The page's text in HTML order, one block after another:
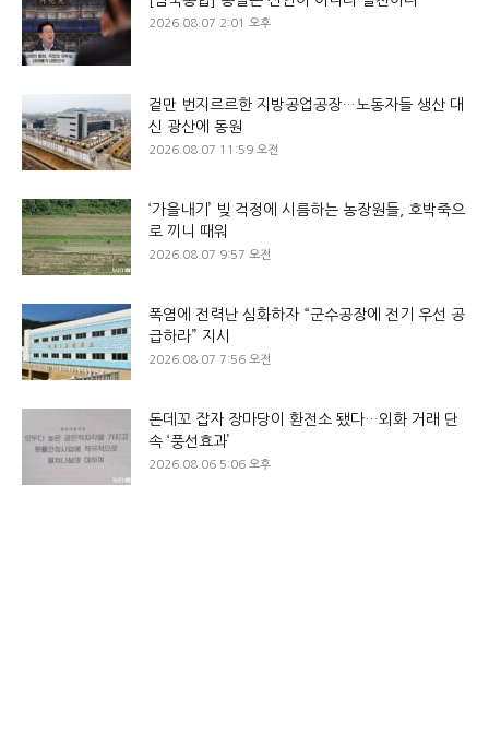
2026.08.07 2:01 오후
겉만 번지르르한 지방공업공장…노동자들 생산 대
신 광산에 동원
2026.08.07 11:59 오전
‘가을내기’ 빚 걱정에 시름하는 농장원들, 호박죽으
로 끼니 때워
2026.08.07 9:57 오전
폭염에 전력난 심화하자 “군수공장에 전기 우선 공
급하라” 지시
2026.08.07 7:56 오전
돈데꼬 잡자 장마당이 환전소 됐다…외화 거래 단
속 ‘풍선효과’
2026.08.06 5:06 오후